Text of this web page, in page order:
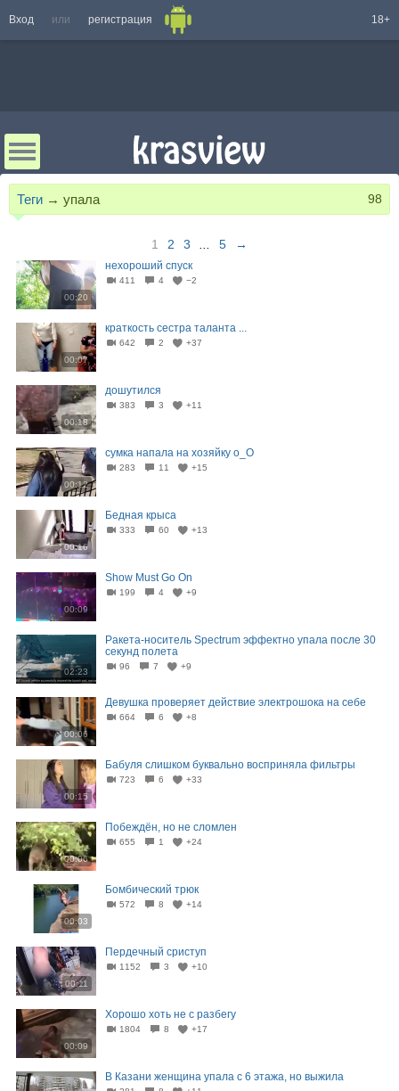
Вход или регистрация 18+
Теги → упала 98
1 2 3 5 →
00:20
нехороший спуск
411 4 −2
00:07
краткость сестра таланта ...
642 2 +37
00:18
дошутился
383 3 +11
00:12
сумка напала на хозяйку о_О
283 11 +15
00:16
Бедная крыса
333 60 +13
00:09
Show Must Go On
199 4 +9
02:23
Ракета-носитель Spectrum эффектно упала после 30
секунд полета
96 7 +9
00:06
Девушка проверяет действие электрошока на себе
664 6 +8
00:15
Бабуля слишком буквально восприняла фильтры
723 6 +33
00:06
Побеждён, но не сломлен
655 1 +24
00:03
Бомбический трюк
572 8 +14
00:11
Пердечный сриступ
1152 3 +10
00:09
Хорошо хоть не с разбегу
1804 8 +17
В Казани женщина упала с 6 этажа, но выжила